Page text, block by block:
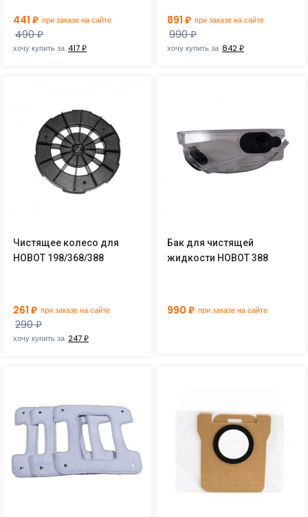
441 ₽ при заказе на сайте
490 ₽
хочу купить за 417 ₽
891 ₽ при заказе на сайте
990 ₽
хочу купить за 842 ₽
Чистящее колесо для
HOBOT 198/368/388
261 ₽ при заказе на сайте
290 ₽
хочу купить за 247 ₽
Бак для чистящей
жидкости HOBOT 388
990 ₽ при заказе на сайте